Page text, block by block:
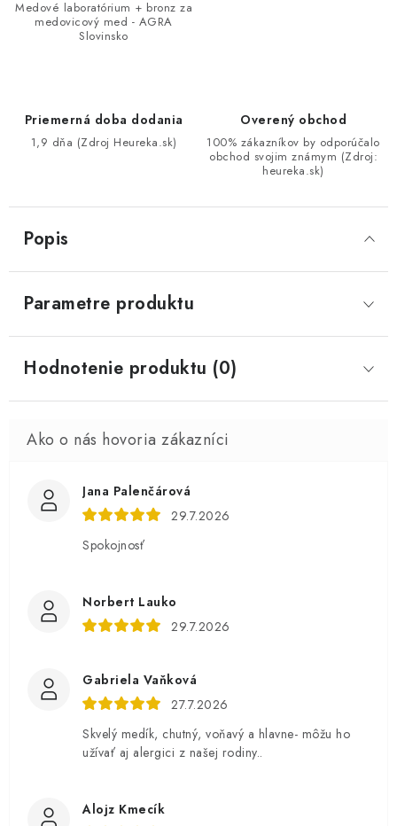
Medové laboratórium + bronz za
medovicový med - AGRA
Slovinsko
Priemerná doba dodania
1,9 dňa (Zdroj Heureka.sk)
Overený obchod
100% zákazníkov by odporúčalo
obchod svojim známym (Zdroj:
heureka.sk)
Popis
Parametre produktu
Hodnotenie produktu (0)
Jana Palenčárová
29.7.2026
Spokojnosť
Norbert Lauko
29.7.2026
Gabriela Vaňková
27.7.2026
Skvelý medík, chutný, voňavý a hlavne- môžu ho
užívať aj alergici z našej rodiny..
Alojz Kmecík